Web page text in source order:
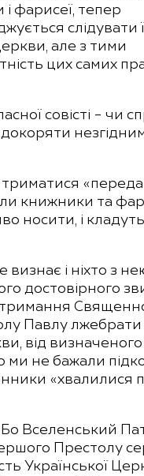
фарисеї, тепер
слідувати
але з тими
цих самих
совісті – чи
книжники та
носити, і
визнає і ніхто з
достовірного
Павлу
від
не бажали
«хвалилися
Бо Вселенський
Престолу
Української